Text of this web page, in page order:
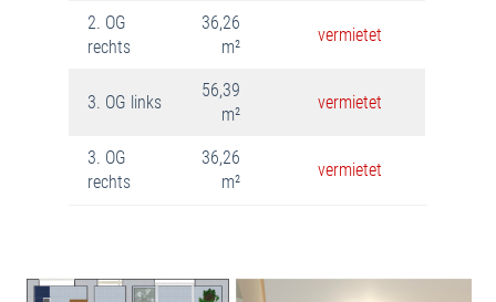
2. OG
rechts
36,26
m²
vermietet
3. OG links
56,39
m²
vermietet
3. OG
rechts
36,26
m²
vermietet